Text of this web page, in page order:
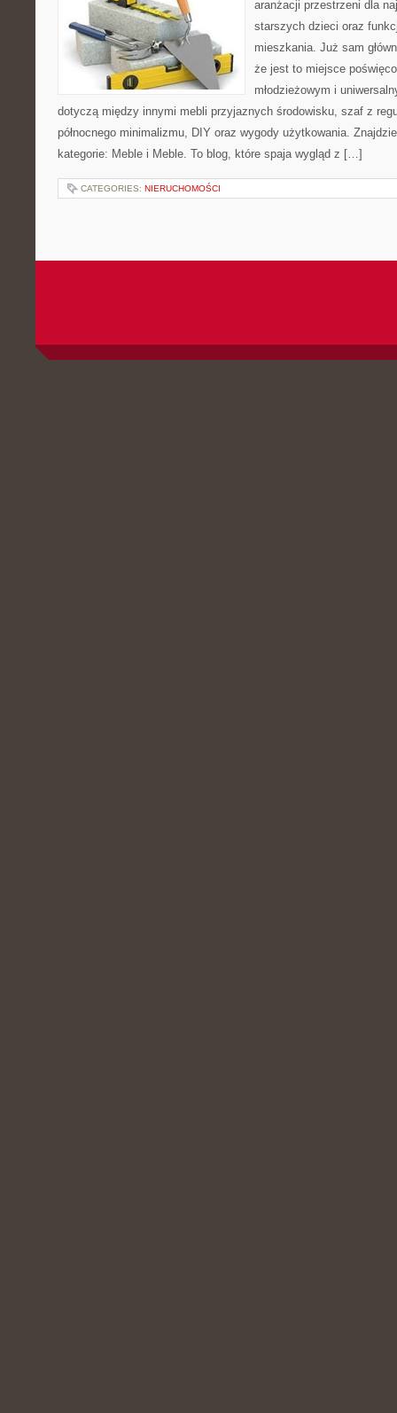
aranżacji przestrzeni dla
starszych dzieci oraz
mieszkania. Już sam
że jest to miejsce
młodzieżowym i
dotyczą między innymi mebli przyjaznych środowisku, szaf z
północnego minimalizmu, DIY oraz wygody użytkowania.
kategorie: Meble i Meble. To blog, które spaja wygląd z […]
CATEGORIES: NIERUCHOMOŚCI